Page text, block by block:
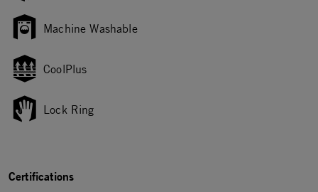
Machine Washable
CoolPlus
Lock Ring
Certifications